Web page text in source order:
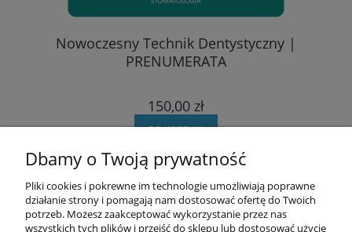
Nowoczesny Technik Dentystyczny |
PRENUMERATA
150,00 zł
DO KOSZYKA
Moje konto
Dbamy o Twoją prywatność
Pliki cookies i pokrewne im technologie umożliwiają poprawne
działanie strony i pomagają nam dostosować ofertę do Twoich
potrzeb. Możesz zaakceptować wykorzystanie przez nas
wszystkich tych plików i przejść do sklepu lub dostosować użycie